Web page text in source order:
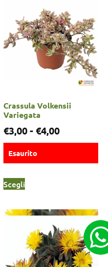
Crassula Volkensii
Variegata
€3,00- €4,00
Esaurito
Scegli